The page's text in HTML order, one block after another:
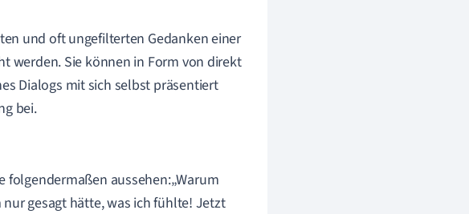
und oft ungefilterten Gedanken einer
werden. Sie können in Form von direkt
Dialogs mit sich selbst präsentiert
bei.
aussehen:„Warum
gesagt hätte, was ich fühlte! Jetzt